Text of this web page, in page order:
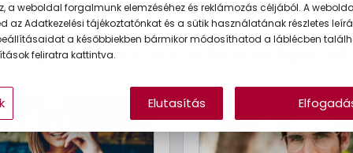
Napszemüveg Outlet
Törzsvásárlói ajánlatok
Lencse kiválasztása Összefoglaló
Kérjük válassza ki a lencse típusát
a weboldal forgalmunk elemzéséhez és reklámozás céljából. A
az Adatkezelési tájékoztatónkat és a sütik használatának részletes
a későbbiekben bármikor módosíthatod a láblécben
feliratra kattintva.
Elutasítás